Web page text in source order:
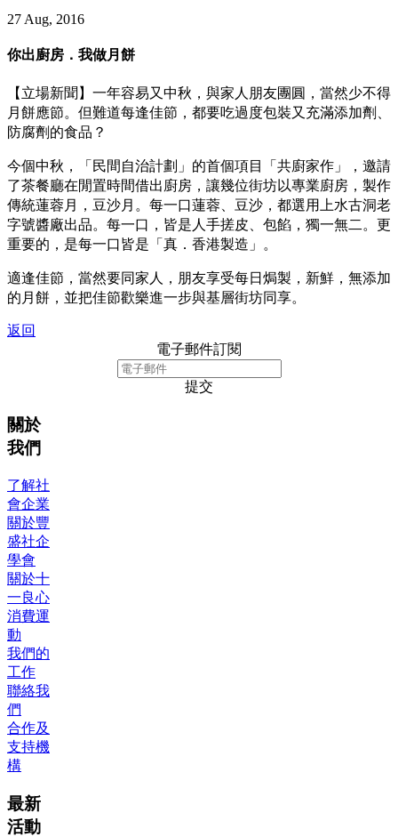
27 Aug, 2016
你出廚房．我做月餅
【立場新聞】一年容易又中秋，與家人朋友團圓，當然少不得
月餅應節。但難道每逢佳節，都要吃過度包裝又充滿添加劑、
防腐劑的食品？
今個中秋，「民間自治計劃」的首個項目「共廚家作」，邀請
了茶餐廳在閒置時間借出廚房，讓幾位街坊以專業廚房，製作
傳統蓮蓉月，豆沙月。每一口蓮蓉、豆沙，都選用上水古洞老
字號醬廠出品。每一口，皆是人手搓皮、包餡，獨一無二。更
重要的，是每一口皆是「真．香港製造」。
適逢佳節，當然要同家人，朋友享受每日焗製，新鮮，無添加
的月餅，並把佳節歡樂進一步與基層街坊同享。
返回
電子郵件訂閱
提交
關於
我們
了解社
會企業
關於豐
盛社企
學會
關於十
一良心
消費運
動
我們的
工作
聯絡我
們
合作及
支持機
構
最新
活動